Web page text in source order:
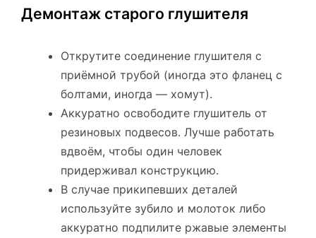
Демонтаж старого глушителя
Открутите соединение глушителя с
приёмной трубой (иногда это фланец с
болтами, иногда — хомут).
Аккуратно освободите глушитель от
резиновых подвесов. Лучше работать
вдвоём, чтобы один человек
придерживал конструкцию.
В случае прикипевших деталей
используйте зубило и молоток либо
аккуратно подпилите ржавые элементы